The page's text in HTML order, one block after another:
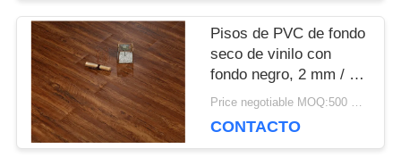
UNA CITA
MAPA
DEL
Pisos de PVC de fondo
seco de vinilo con
fondo negro, 2 mm / 3
mm de espesor
Price negotiable MOQ:500 metros cuadrados
CONTACTO